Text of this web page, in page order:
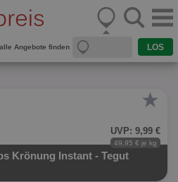
Angebote finden
★
UVP: 9,99 €
49,95 € je kg
Krönung Instant - Tegut